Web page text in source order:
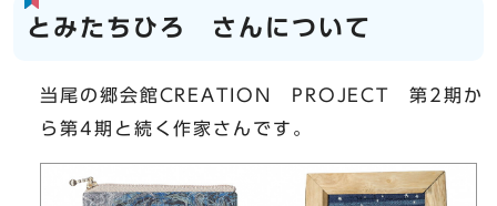
とみたちひろ さんについて
当尾の郷会館CREATION PROJECT 第2期か
ら第4期と続く作家さんです。